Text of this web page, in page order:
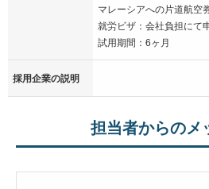
マレーシアへの片道航空
就労ビザ：会社負担にて
試用期間：6ヶ月
採用企業の説明
担当者からのメ